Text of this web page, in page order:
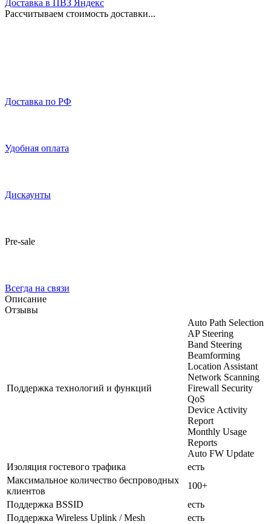
Доставка в ПВЗ Яндекс
Рассчитываем стоимость доставки...
Доставка по РФ
Удобная оплата
Дискаунты
Pre-sale
Всегда на связи
Описание
Отзывы
Поддержка технологий и функций
Auto Path Selection
AP Steering
Band Steering
Beamforming
Location Assistant
Network Scanning
Firewall Security
QoS
Device Activity
Report
Monthly Usage
Reports
Auto FW Update
Изоляция гостевого трафика
есть
Максимальное количество беспроводных
клиентов
100+
Поддержка BSSID
есть
Поддержка Wireless Uplink / Mesh
есть